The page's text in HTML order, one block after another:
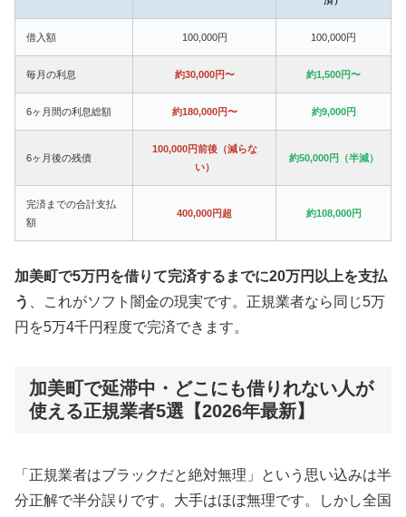
借入額 100,000円 100,000円
毎月の利息 約30,000円〜 約1,500円〜
6ヶ月間の利息総額 約180,000円〜 約9,000円
6ヶ月後の残債
100,000円前後（減らな
い）
約50,000円（半減）
完済までの合計支払
額
400,000円超 約108,000円
加美町で5万円を借りて完済するまでに20万円以上を支払
う
、これがソフト闇金の現実です。正規業者なら同じ5万
円を5万4千円程度で完済できます。
加美町で延滞中・どこにも借りれない人が
使える正規業者5選【2026年最新】
「正規業者はブラックだと絶対無理」という思い込みは半
分正解で半分誤りです。大手はほぼ無理です。しかし全国